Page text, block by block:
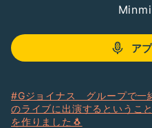
Minmi
ア
#Gジョイナス グループで一
のライブに出演するというこ
を作りました🐧